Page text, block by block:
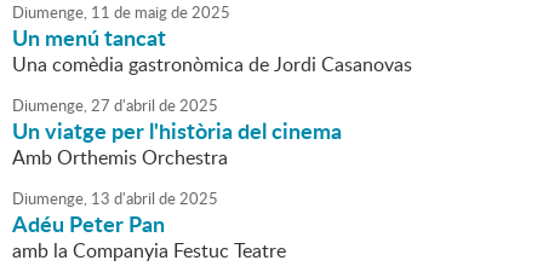
Diumenge, 11 de maigde2025
Un menú tancat
Una comèdia gastronòmica de Jordi Casanovas
Diumenge,27 d'abril de2025
Un viatge per l'història del cinema
Amb Orthemis Orchestra
Diumenge, 13 d'abril de2025
Adéu Peter Pan
amb la Companyia Festuc Teatre